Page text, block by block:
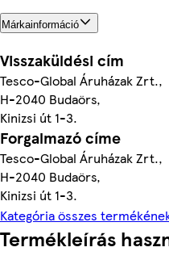
Márkainformáció
Visszaküldési cím
Tesco-Global Áruházak Zrt.,
H-2040 Budaörs,
Kinizsi út 1-3.
Forgalmazó címe
Tesco-Global Áruházak Zrt.,
H-2040 Budaörs,
Kinizsi út 1-3.
Kategória összes
Termékleírás